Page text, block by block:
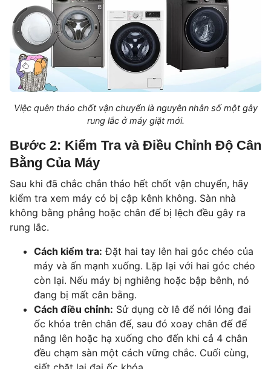
Việc quên tháo chốt vận chuyển là nguyên nhân số một gây
rung lắc ở máy giặt mới.
Bước 2: Kiểm Tra và Điều Chỉnh Độ Cân
Bằng Của Máy
Sau khi đã chắc chắn tháo hết chốt vận chuyển, hãy
kiểm tra xem máy có bị cập kênh không. Sàn nhà
không bằng phẳng hoặc chân đế bị lệch đều gây ra
rung lắc.
Cách kiểm tra: Đặt hai tay lên hai góc chéo của
máy và ấn mạnh xuống. Lặp lại với hai góc chéo
còn lại. Nếu máy bị nghiêng hoặc bập bênh, nó
đang bị mất cân bằng.
Cách điều chỉnh: Sử dụng cờ lê để nới lỏng đai
ốc khóa trên chân đế, sau đó xoay chân đế để
nâng lên hoặc hạ xuống cho đến khi cả 4 chân
đều chạm sàn một cách vững chắc. Cuối cùng,